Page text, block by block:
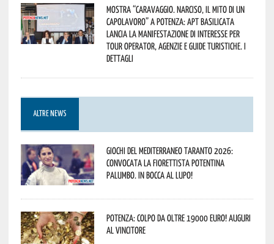
Mostra “Caravaggio. Narciso, il mito di un
capolavoro” a Potenza: APT Basilicata
lancia la manifestazione di interesse per
Tour Operator, Agenzie e Guide Turistiche. I
dettagli
ALTRE NEWS
Giochi del Mediterraneo Taranto 2026:
convocata la fiorettista potentina
Palumbo. In bocca al lupo!
Potenza: colpo da oltre 19000 Euro! Auguri
al vincitore